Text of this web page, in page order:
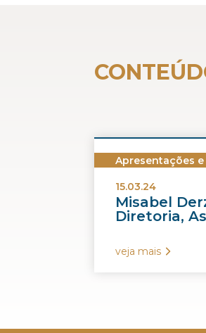
Apresentações e
15.03.24
Misabel
Diretoria,
veja mais